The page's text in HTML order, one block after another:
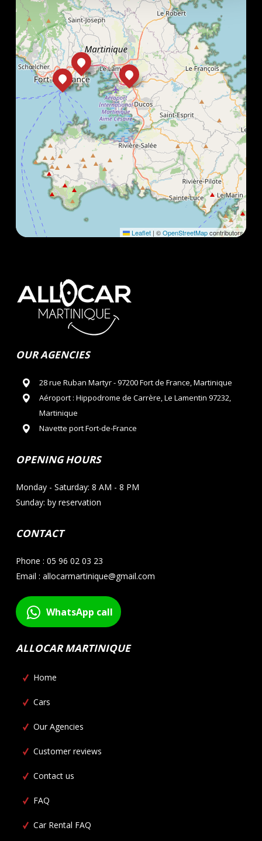
Leaflet | ©OpenStreetMapcontributors
OUR AGENCIES
28 rue Ruban Martyr - 97200 Fort de France, Martinique
Aéroport : Hippodrome de Carrère, Le Lamentin 97232,
Martinique
Navette port Fort-de-France
OPENING HOURS
Monday - Saturday: 8 AM - 8 PM
Sunday: by reservation
CONTACT
Phone : 05 96 02 03 23
Email : allocarmartinique@gmail.com
WhatsApp call
ALLOCAR MARTINIQUE
Home
Cars
Our Agencies
Customer reviews
Contact us
FAQ
Car Rental FAQ